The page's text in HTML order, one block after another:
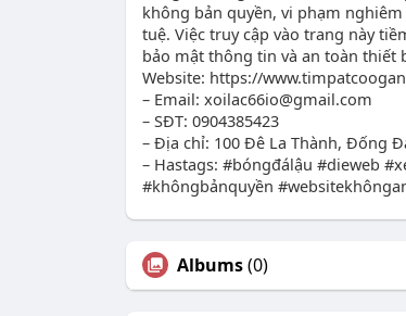
không bản quyền, vi phạm
tuệ. Việc truy cập vào trang này
bảo mật thông tin và an toàn thiết
Website: https://
– Email: xoilac66io@gmail.com
– SĐT: 0904385423
– Địa chỉ: 100 Đê La Thành, Đống
– Hastags: #bóngđálậu #dieweb
#khôngbảnquyền
Albums(0)